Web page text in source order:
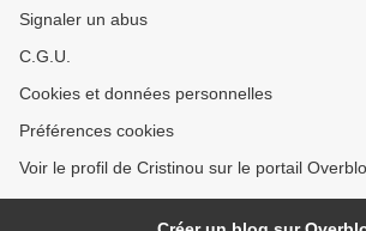
Signaler un abus
C.G.U.
Cookies et données personnelles
Préférences cookies
Voir le profil de Cristinou sur le portail